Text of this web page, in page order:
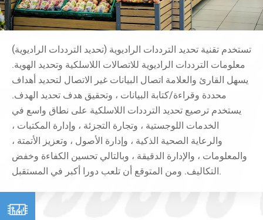
تستخدم تقنية تحديد الترددات الراديوية (تحديد الترددات الراديوية)
معلومات الترددات الراديوية للاتصالات اللاسلكية وتحديد الهوية.
يسهل القارئ والعلامة اتصال البيانات غير الاتصال لتحديد أهداف
محددة وقراءة/كتابة البيانات ، وتحقيق هدف تحديد الهدف.
يستخدم ترصيع تحديد الترددات اللاسلكية على نطاق واسع في
الخدمات اللوجستية ، وتجارة التجزئة ، وإدارة المكتبات ،
والرعاية الصحية الذكية ، وإدارة الأصول ، وتعزيز الأتمتة ،
والمعلومات ، والإدارة الدقيقة ، وبالتالي تحسين الكفاءة وخفض
التكاليف. ومن المتوقع أن تلعب دورا أكبر في المستقبل.
